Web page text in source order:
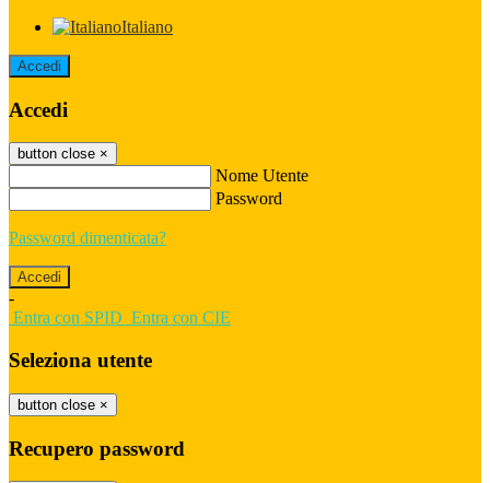
Italiano
Accedi
Accedi
button close ×
Nome Utente
Password
Password dimenticata?
-
Entra con SPID Entra con CIE
Seleziona utente
button close ×
Recupero password